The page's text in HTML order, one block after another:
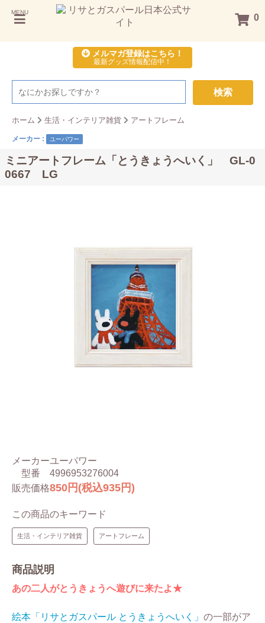
MENU 0
メルマガ登録はこちら！
最新グッズ情報配信中！
検索
ホーム 生活・インテリア雑貨 アートフレーム
メーカー : ユーパワー
ミニアートフレーム「とうきょうへいく」 GL-0
0667 LG
メーカーユーパワー
型番
4996953276004
販売価格850円(税込935円)
この商品のキーワード
生活・インテリア雑貨 アートフレーム
商品説明
あの二人がとうきょうへ遊びに来たよ★
絵本「リサとガスパール とうきょうへいく」 の一部がア